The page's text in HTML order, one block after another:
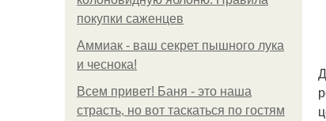
покупки саженцев
Аммиак - ваш секрет пышного лука
и чеснока!
Всем привет! Баня - это наша
страсть, но вот таскаться по гостям